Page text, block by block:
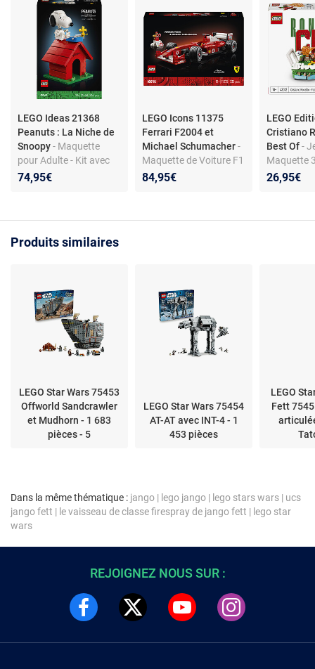
LEGO Ideas 21368
Peanuts : La Niche de
Snoopy- Maquette
pour Adulte - Kit avec
Figurines de Snoopy le
Fans de BD
74,95€
LEGO Icons 11375
Ferrari F2004 et
Michael Schumacher-
Maquette de Voiture F1
Adulte - Décoration -
84,95€
LEGO
Cristiano
Best Of-
Maquette
26,95€
Produits similaires
LEGO Star Wars 75453
Offworld Sandcrawler
et Mudhorn - 1 683
pièces - 5
LEGO Star Wars 75454
AT-AT avec INT-4 - 1
453 pièces
LEGO
Fett
Dans la même thématique : jango | lego jango | lego stars wars | ucs
jango fett | le vaisseau de classe firespray de jango fett | lego star
wars
REJOIGNEZ NOUS SUR :